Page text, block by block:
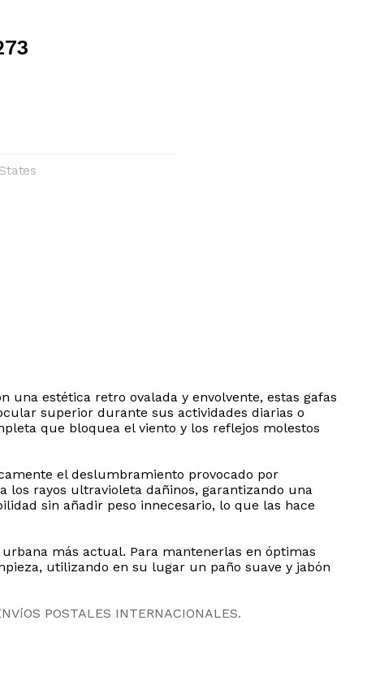
una estética retro ovalada y envolvente, estas gafas
superior durante sus actividades diarias o
que bloquea el viento y los reflejos molestos
el deslumbramiento provocado por
los rayos ultravioleta dañinos, garantizando una
sin añadir peso innecesario, lo que las hace
más actual. Para mantenerlas en óptimas
utilizando en su lugar un paño suave y jabón
POSTALES INTERNACIONALES.